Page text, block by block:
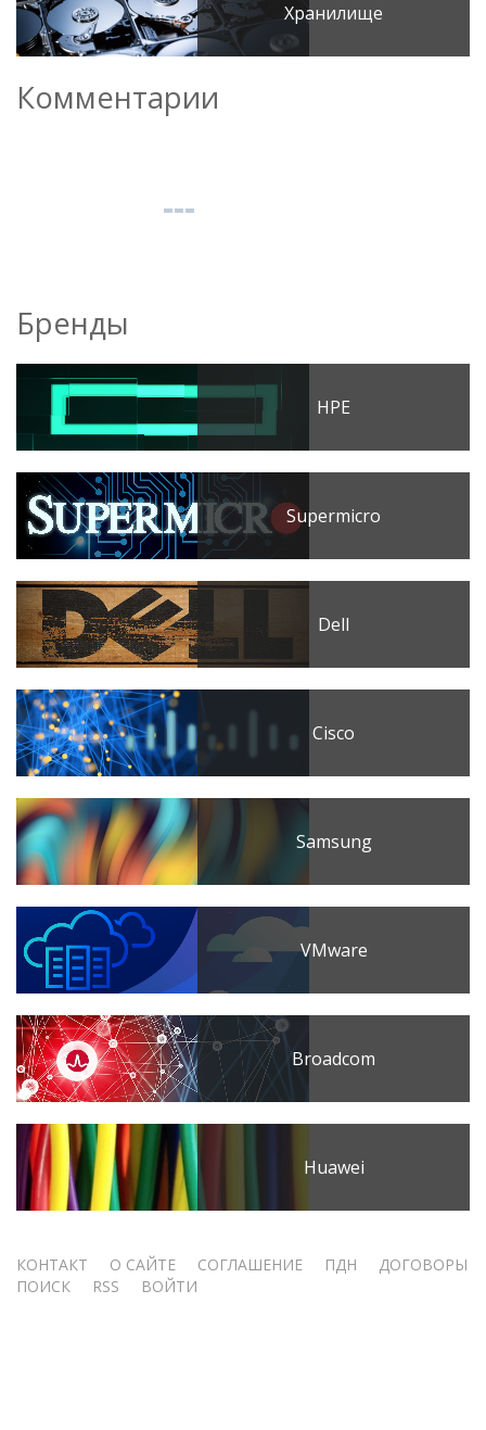
Хранилище
Комментарии
Бренды
HPE
Supermicro
Dell
Cisco
Samsung
VMware
Broadcom
Huawei
Меню
КОНТАКТ О САЙТЕ СОГЛАШЕНИЕ ПДН
ДОГОВОРЫ
ПОИСК
RSS ВОЙТИ